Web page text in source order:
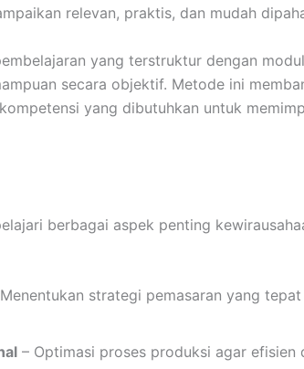
relevan, praktis, dan mudah
yang terstruktur dengan
secara objektif. Metode ini
yang dibutuhkan untuk
berbagai aspek penting
strategi pemasaran yang
– Optimasi proses produksi agar efisien